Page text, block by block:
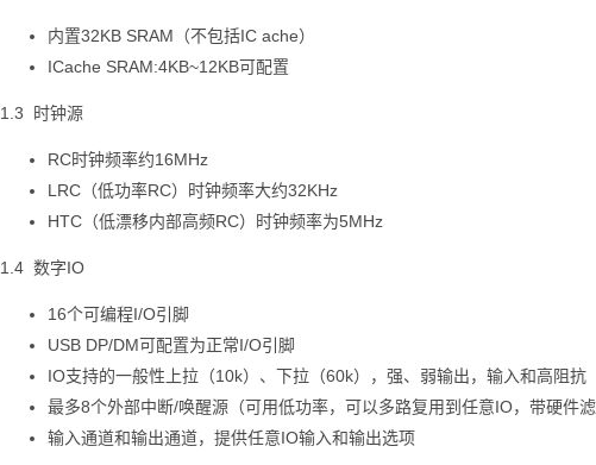
内置32KB SRAM（不包括IC ache）
ICache SRAM:4KB~12KB可配置
1.3 时钟源
RC时钟频率约16MHz
LRC（低功率RC）时钟频率大约32KHz
HTC（低漂移内部高频RC）时钟频率为5MHz
1.4 数字IO
16个可编程I/O引脚
USB DP/DM可配置为正常I/O引脚
IO支持的一般性上拉（10k）、下拉（60k），强、弱输出，输入和高阻抗
最多8个外部中断/唤醒源（可用低功率，可以多路复用到任意IO，带硬件
输入通道和输出通道，提供任意IO输入和输出选项